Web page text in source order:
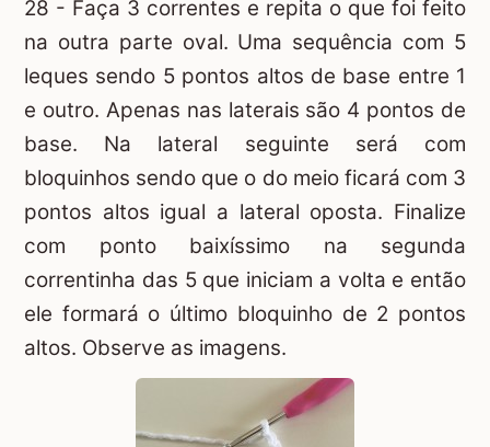
28 - Faça 3 correntes e repita o que foi feito
na outra parte oval. Uma sequência com 5
leques sendo 5 pontos altos de base entre 1
e outro. Apenas nas laterais são 4 pontos de
base. Na lateral seguinte será com
bloquinhos sendo que o do meio ficará com 3
pontos altos igual a lateral oposta. Finalize
com ponto baixíssimo na segunda
correntinha das 5 que iniciam a volta e então
ele formará o último bloquinho de 2 pontos
altos. Observe as imagens.